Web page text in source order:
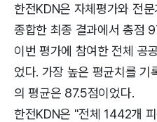
한전KDN은 자체평가와 전
종합한 최종 결과에서 총점
이번 평가에 참여한 전체 공
었다. 가장 높은 평균치를 기
의 평균은 87.5점이었다.
한전KDN은 "전체 1442개